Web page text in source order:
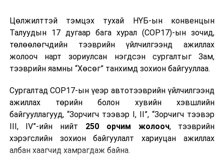
үүрэг болголоо
Цөлжилттэй тэмцэх тухай НҮБ-ын конвенцын
Талуудын 17 дугаар бага хурал (COP17)-ын зочид,
төлөөлөгчдийн тээврийн үйлчилгээнд ажиллах
жолооч нарт зориулсан нэгдсэн сургалтыг Зам,
тээврийн яамны “Хөсөг” танхимд зохион байгууллаа.
Сургалтад COP17-ын үеэр автотээврийн үйлчилгээнд
ажиллах төрийн болон хувийн хэвшлийн
байгууллагууд, “Зорчигч тээвэр I, II”, “Зорчигч тээвэр
III, IV”-ийн нийт 250 орчим жолооч, тээврийн
хэрэгслийн зохион байгуулалт хариуцан ажиллах
албан хаагчид хамрагдаж байна.